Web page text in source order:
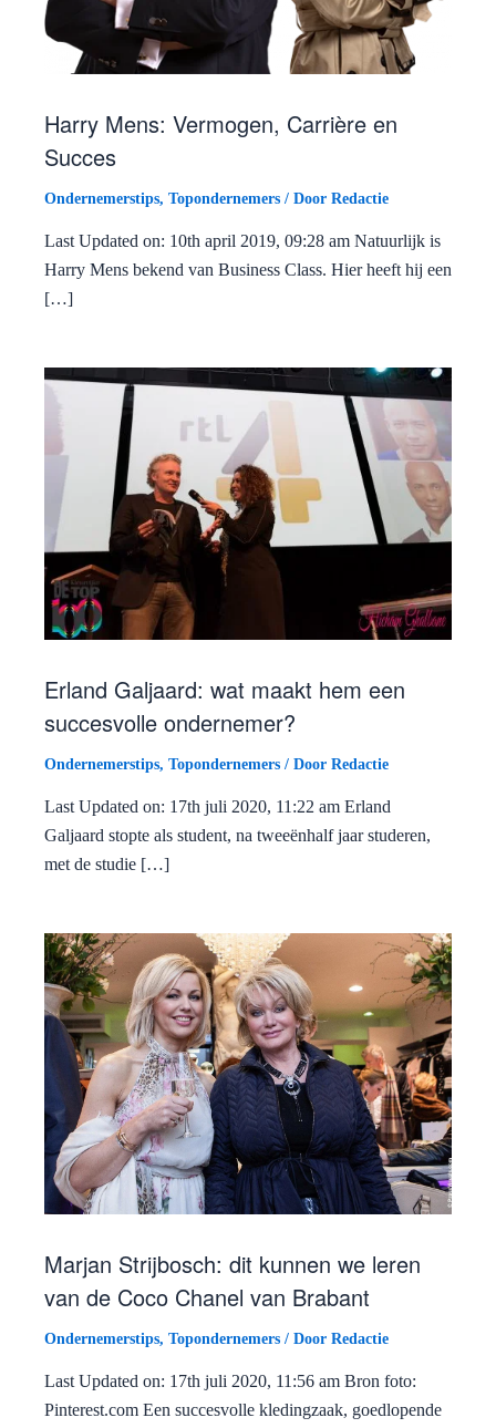
Harry Mens: Vermogen, Carrière en
Succes
Ondernemerstips, Topondernemers / Door Redactie
Last Updated on: 10th april 2019, 09:28 am Natuurlijk is
Harry Mens bekend van Business Class. Hier heeft hij een
[…]
Erland Galjaard: wat maakt hem een
succesvolle ondernemer?
Ondernemerstips, Topondernemers / Door Redactie
Last Updated on: 17th juli 2020, 11:22 am Erland
Galjaard stopte als student, na tweeënhalf jaar studeren,
met de studie […]
Marjan Strijbosch: dit kunnen we leren
van de Coco Chanel van Brabant
Ondernemerstips, Topondernemers / Door Redactie
Last Updated on: 17th juli 2020, 11:56 am Bron foto:
Pinterest.com Een succesvolle kledingzaak, goedlopende